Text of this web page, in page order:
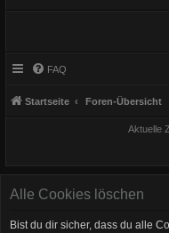
FAQ
Startseite Foren-Übersicht
Aktuelle
Alle Cookies löschen
Bist du dir sicher, dass du alle